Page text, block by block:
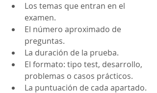
Los temas que entran en el
examen.
El número aproximado de
preguntas.
La duración de la prueba.
El formato: tipo test, desarrollo,
problemas o casos prácticos.
La puntuación de cada apartado.